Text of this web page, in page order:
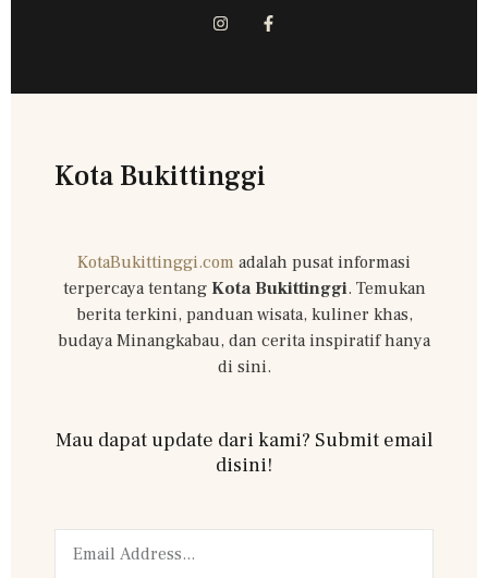
Kota Bukittinggi
KotaBukittinggi.com adalah pusat informasi
terpercaya tentang Kota Bukittinggi. Temukan
berita terkini, panduan wisata, kuliner khas,
budaya Minangkabau, dan cerita inspiratif hanya
di sini.
Mau dapat update dari kami? Submit email
disini!